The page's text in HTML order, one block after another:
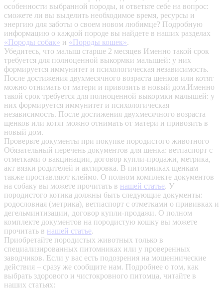
особенности выбранной породы, и ответьте себе на вопрос:
сможете ли вы выделить необходимое время, ресурсы и
энергию для заботы о своем новом любимце? Подробную
информацию о каждой породе вы найдете в наших разделах
«Породы собак» и «Породы кошек».
Убедитесь, что малыш старше 2 месяцев Именно такой срок
требуется для полноценной выкормки малышей: у них
формируется иммунитет и психологическая независимость.
После достижения двухмесячного возраста щенков или котят
можно отнимать от матери и привозить в новый дом.Именно
такой срок требуется для полноценной выкормки малышей: у
них формируется иммунитет и психологическая
независимость. После достижения двухмесячного возраста
щенков или котят можно отнимать от матери и привозить в
новый дом.
Проверьте документы при покупке породистого животного
Обязательный перечень документов для щенка: ветпаспорт с
отметками о вакцинации, договор купли-продажи, метрика,
акт вязки родителей и актировка. В питомниках щенкам
также проставляют клеймо. О полном комплекте документов
на собаку вы можете прочитать в нашей статье. У
породистого котика должны быть следующие документы:
родословная (метрика), ветпаспорт с отметками о прививках и
дегельминтизации, договор купли-продажи. О полном
комплекте документов на породистую кошку вы можете
прочитать в нашей статье.
Приобретайте породистых животных только в
специализированных питомниках или у проверенных
заводчиков. Если у вас есть подозрения на мошеннические
действия – сразу же сообщите нам. Подробнее о том, как
выбрать здорового и чистокровного питомца, читайте в
наших статьях: